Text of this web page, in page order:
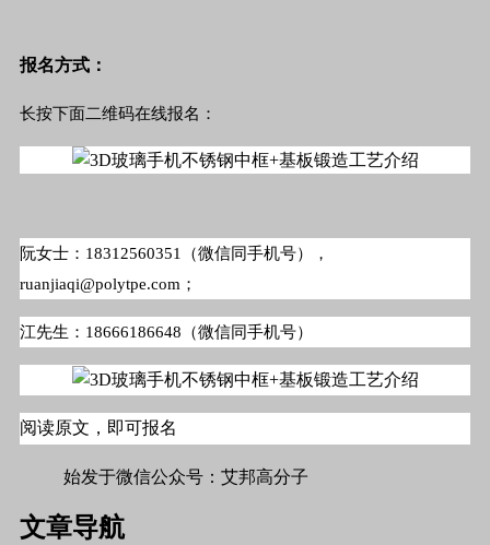
报名方式：
长按下面二维码在线报名：
阮女士：18312560351（微信同手机号），
ruanjiaqi@polytpe.com；
江先生：18666186648（微信同手机号）
阅读原文，即可报名
始发于微信公众号：艾邦高分子
文章导航